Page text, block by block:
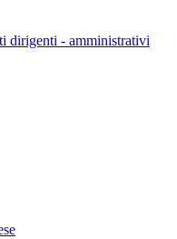
dirigenti - amministrativi